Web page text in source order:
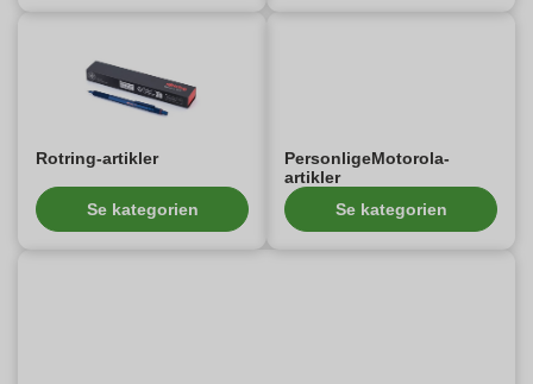
Rotring-artikler
Se kategorien
PersonligeMotorola-
artikler
Se kategorien